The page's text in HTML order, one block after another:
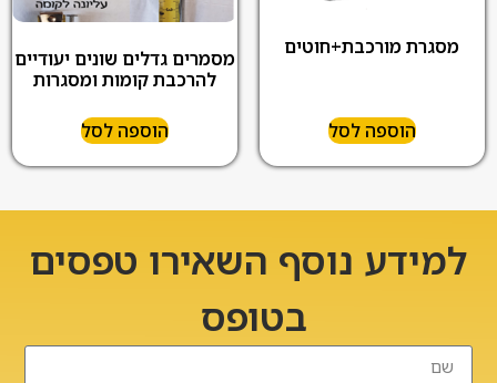
מסגרת מורכבת+חוטים
הוספה לסל
מסמרים גדלים שונים יעודיים
להרכבת קומות ומסגרות
הוספה לסל
למידע נוסף השאירו טפסים
בטופס